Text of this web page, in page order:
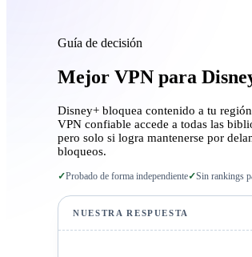
Guía de decisión
Mejor VPN para
Disney+ bloquea contenido a tu
VPN confiable accede a todas las
pero solo si logra mantenerse por
bloqueos.
✓Probado de forma independiente✓Sin rankings
NUESTRA RESPUESTA